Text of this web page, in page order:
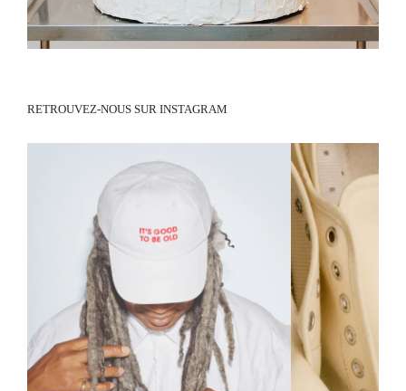
NEWSLETTER
Abonnez-vous à notre newsletter pour suivre toutes les actualités
Spring Court. Nous vous offrons 10% de réduction sur votre première
commande lors de votre inscription.
INFORMATIONS 
BESOIN D'AIDE ? 
SUIVEZ-NOUS 